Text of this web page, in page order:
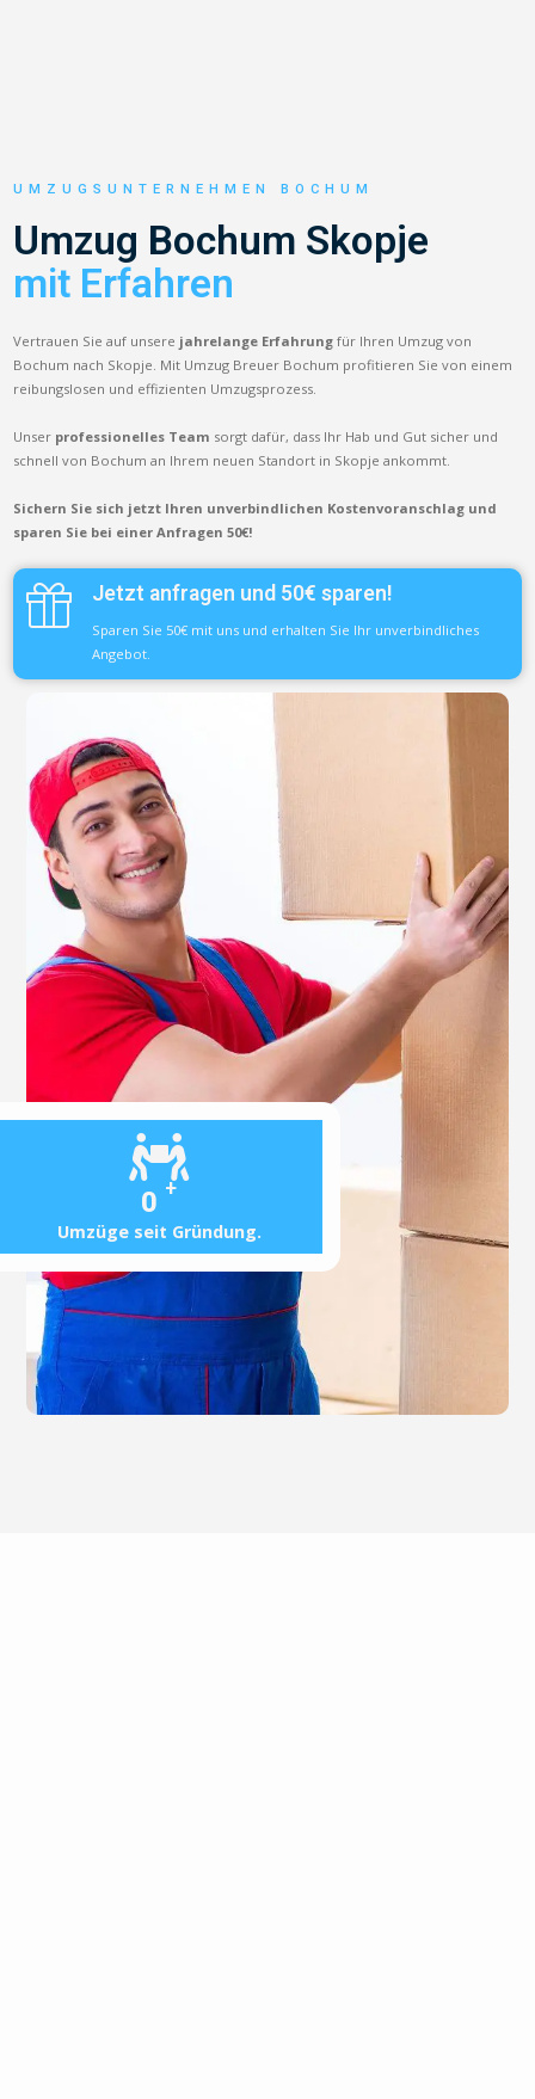
0 +
Umzüge seit Gründung.
UMZUGSUNTERNEHMEN BOCHUM
Umzug Bochum Skopje
mit Erfahren
Vertrauen Sie auf unsere jahrelange Erfahrung für Ihren Umzug von
Bochum nach Skopje. Mit Umzug Breuer Bochum profitieren Sie von einem
reibungslosen und effizienten Umzugsprozess.
Unser professionelles Team sorgt dafür, dass Ihr Hab und Gut sicher und
schnell von Bochum an Ihrem neuen Standort in Skopje ankommt.
Sichern Sie sich jetzt Ihren unverbindlichen Kostenvoranschlag und
sparen Sie bei einer Anfragen 50€!
Jetzt anfragen und 50€ sparen!
Sparen Sie 50€ mit uns und erhalten Sie Ihr unverbindliches
Angebot.